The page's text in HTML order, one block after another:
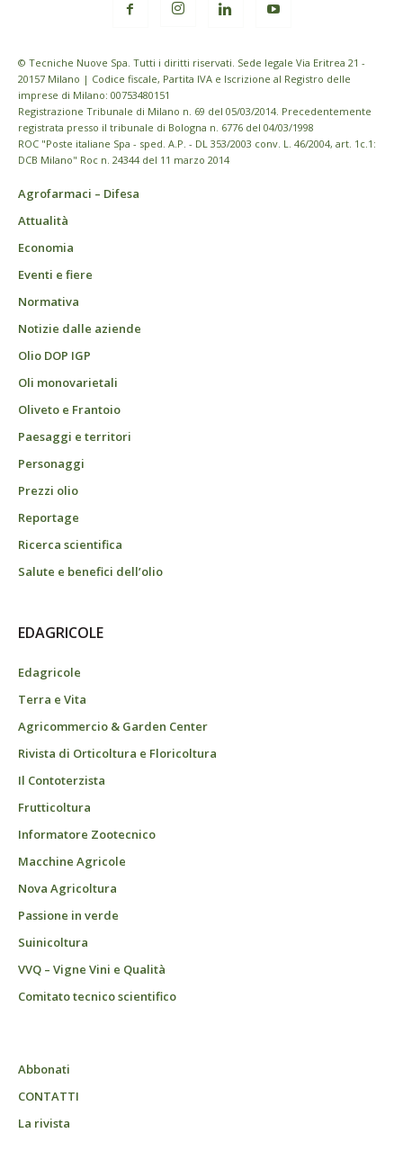
© Tecniche Nuove Spa. Tutti i diritti riservati. Sede legale Via Eritrea 21 -
20157 Milano | Codice fiscale, Partita IVA e Iscrizione al Registro delle
imprese di Milano: 00753480151
Registrazione Tribunale di Milano n. 69 del 05/03/2014. Precedentemente
registrata presso il tribunale di Bologna n. 6776 del 04/03/1998
ROC "Poste italiane Spa - sped. A.P. - DL 353/2003 conv. L. 46/2004, art. 1c.1:
DCB Milano" Roc n. 24344 del 11 marzo 2014
Agrofarmaci – Difesa
Attualità
Economia
Eventi e fiere
Normativa
Notizie dalle aziende
Olio DOP IGP
Oli monovarietali
Oliveto e Frantoio
Paesaggi e territori
Personaggi
Prezzi olio
Reportage
Ricerca scientifica
Salute e benefici dell’olio
EDAGRICOLE
Edagricole
Terra e Vita
Agricommercio & Garden Center
Rivista di Orticoltura e Floricoltura
Il Contoterzista
Frutticoltura
Informatore Zootecnico
Macchine Agricole
Nova Agricoltura
Passione in verde
Suinicoltura
VVQ – Vigne Vini e Qualità
Comitato tecnico scientifico
Abbonati
CONTATTI
La rivista